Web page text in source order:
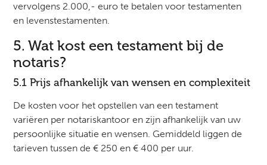
vervolgens 2.000,- euro te betalen voor testamenten
en levenstestamenten.
5. Wat kost een testament bij de
notaris?
5.1 Prijs afhankelijk van wensen en complexiteit
De kosten voor het opstellen van een testament
variëren per notariskantoor en zijn afhankelijk van uw
persoonlijke situatie en wensen. Gemiddeld liggen de
tarieven tussen de € 250 en € 400 per uur.